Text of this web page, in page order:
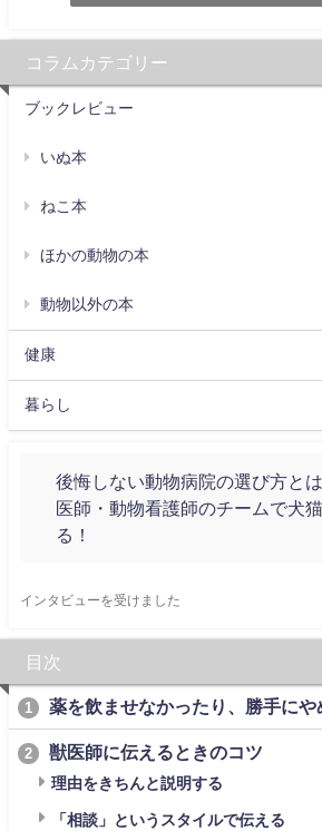
コラムカテゴリー
ブックレビュー
いぬ本
ねこ本
ほかの動物の本
動物以外の本
健康
暮らし
後悔しない動物病院の選び方と
医師・動物看護師のチームで犬
る！
インタビューを受けました
目次
1 薬を飲ませなかったり、勝手にや
2 獣医師に伝えるときのコツ
理由をきちんと説明する
「相談」というスタイルで伝える